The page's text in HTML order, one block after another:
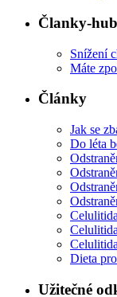
Članky-
Snížení
Máte
Články
Jak se
Do léta
Dieta
Užitečné